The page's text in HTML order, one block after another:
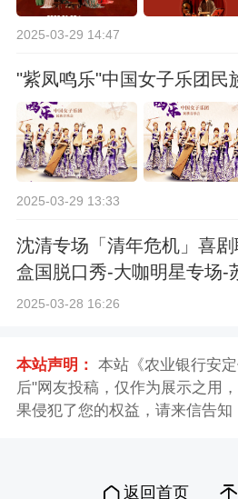
2025-03-29 14:47
"紫凤鸣乐"中国女子乐团民
2025-03-29 13:33
沈清专场「清年危机」喜剧
盒国脱口秀-大咖明星专场-
州站
2025-03-28 16:26
本站声明： 本站《农业银行安
后"网友投稿，仅作为展示之用
果侵犯了您的权益，请来信告知
返回首页